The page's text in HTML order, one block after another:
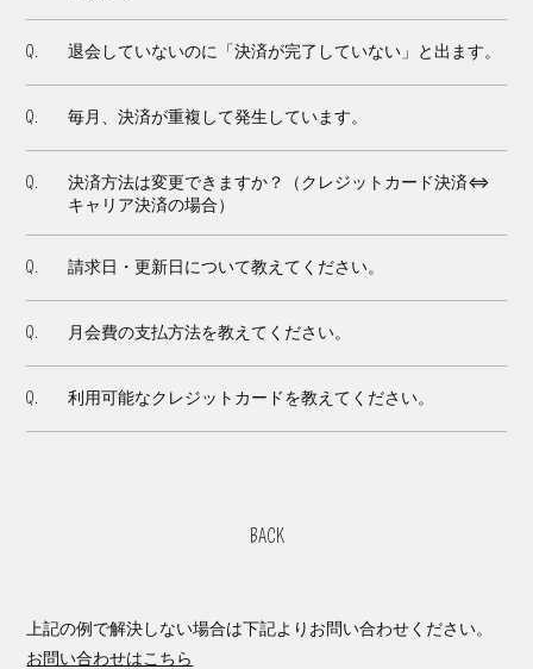
Q. 退会していないのに「決済が完了していない」と出ます。
Q. 毎月、決済が重複して発生しています。
Q.
決済方法は変更できますか？（クレジットカード決済⇔
キャリア決済の場合）
Q. 請求日・更新日について教えてください。
Q. 月会費の支払方法を教えてください。
Q. 利用可能なクレジットカードを教えてください。
BACK
上記の例で解決しない場合は下記よりお問い合わせください。
お問い合わせはこちら